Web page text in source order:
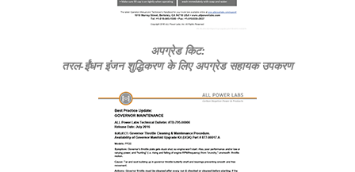
अपग्रेड किट:
तरल-ईंधन इंजन शुद्धिकरण के लिए अपग्रेड सहायक उपकरण